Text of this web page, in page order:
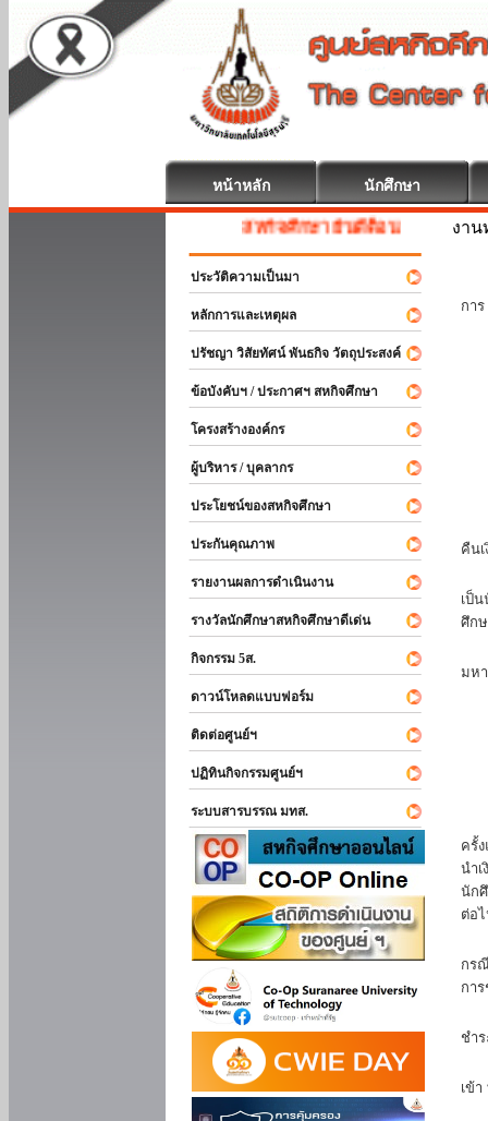
หน้าหลัก นักศึกษา
สหกิจศึกษา ยินดีต้อนรับ
ประวัติความเป็นมา
หลักการและเหตุผล
ปรัชญา วิสัยทัศน์ พันธกิจ วัตถุประสงค์
ข้อบังคับฯ / ประกาศฯ สหกิจศึกษา
โครงสร้างองค์กร
ผู้บริหาร / บุคลากร
ประโยชน์ของสหกิจศึกษา
ประกันคุณภาพ
รายงานผลการดำเนินงาน
รางวัลนักศึกษาสหกิจศึกษาดีเด่น
กิจกรรม 5ส.
ดาวน์โหลดแบบฟอร์ม
ติดต่อศูนย์ฯ
ปฏิทินกิจกรรมศูนย์ฯ
ระบบสารบรรณ มทส.
งา
กา
คืน
เป็
ศึก
มห
ครั้
นำ
นัก
ต่อ
กร
กา
ชำ
เข้